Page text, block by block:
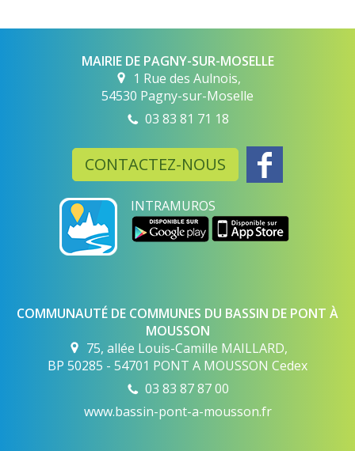
MAIRIE DE PAGNY-SUR-MOSELLE
1 Rue des Aulnois,
54530 Pagny-sur-Moselle
03 83 81 71 18
CONTACTEZ-NOUS
INTRAMUROS
COMMUNAUTÉ DE COMMUNES DU BASSIN DE PONT À
MOUSSON
75, allée Louis-Camille MAILLARD,
BP 50285 - 54701 PONT A MOUSSON Cedex
03 83 87 87 00
www.bassin-pont-a-mousson.fr